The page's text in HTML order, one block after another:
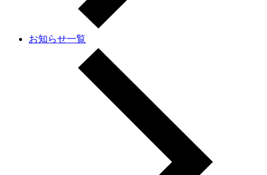
お知らせ一覧